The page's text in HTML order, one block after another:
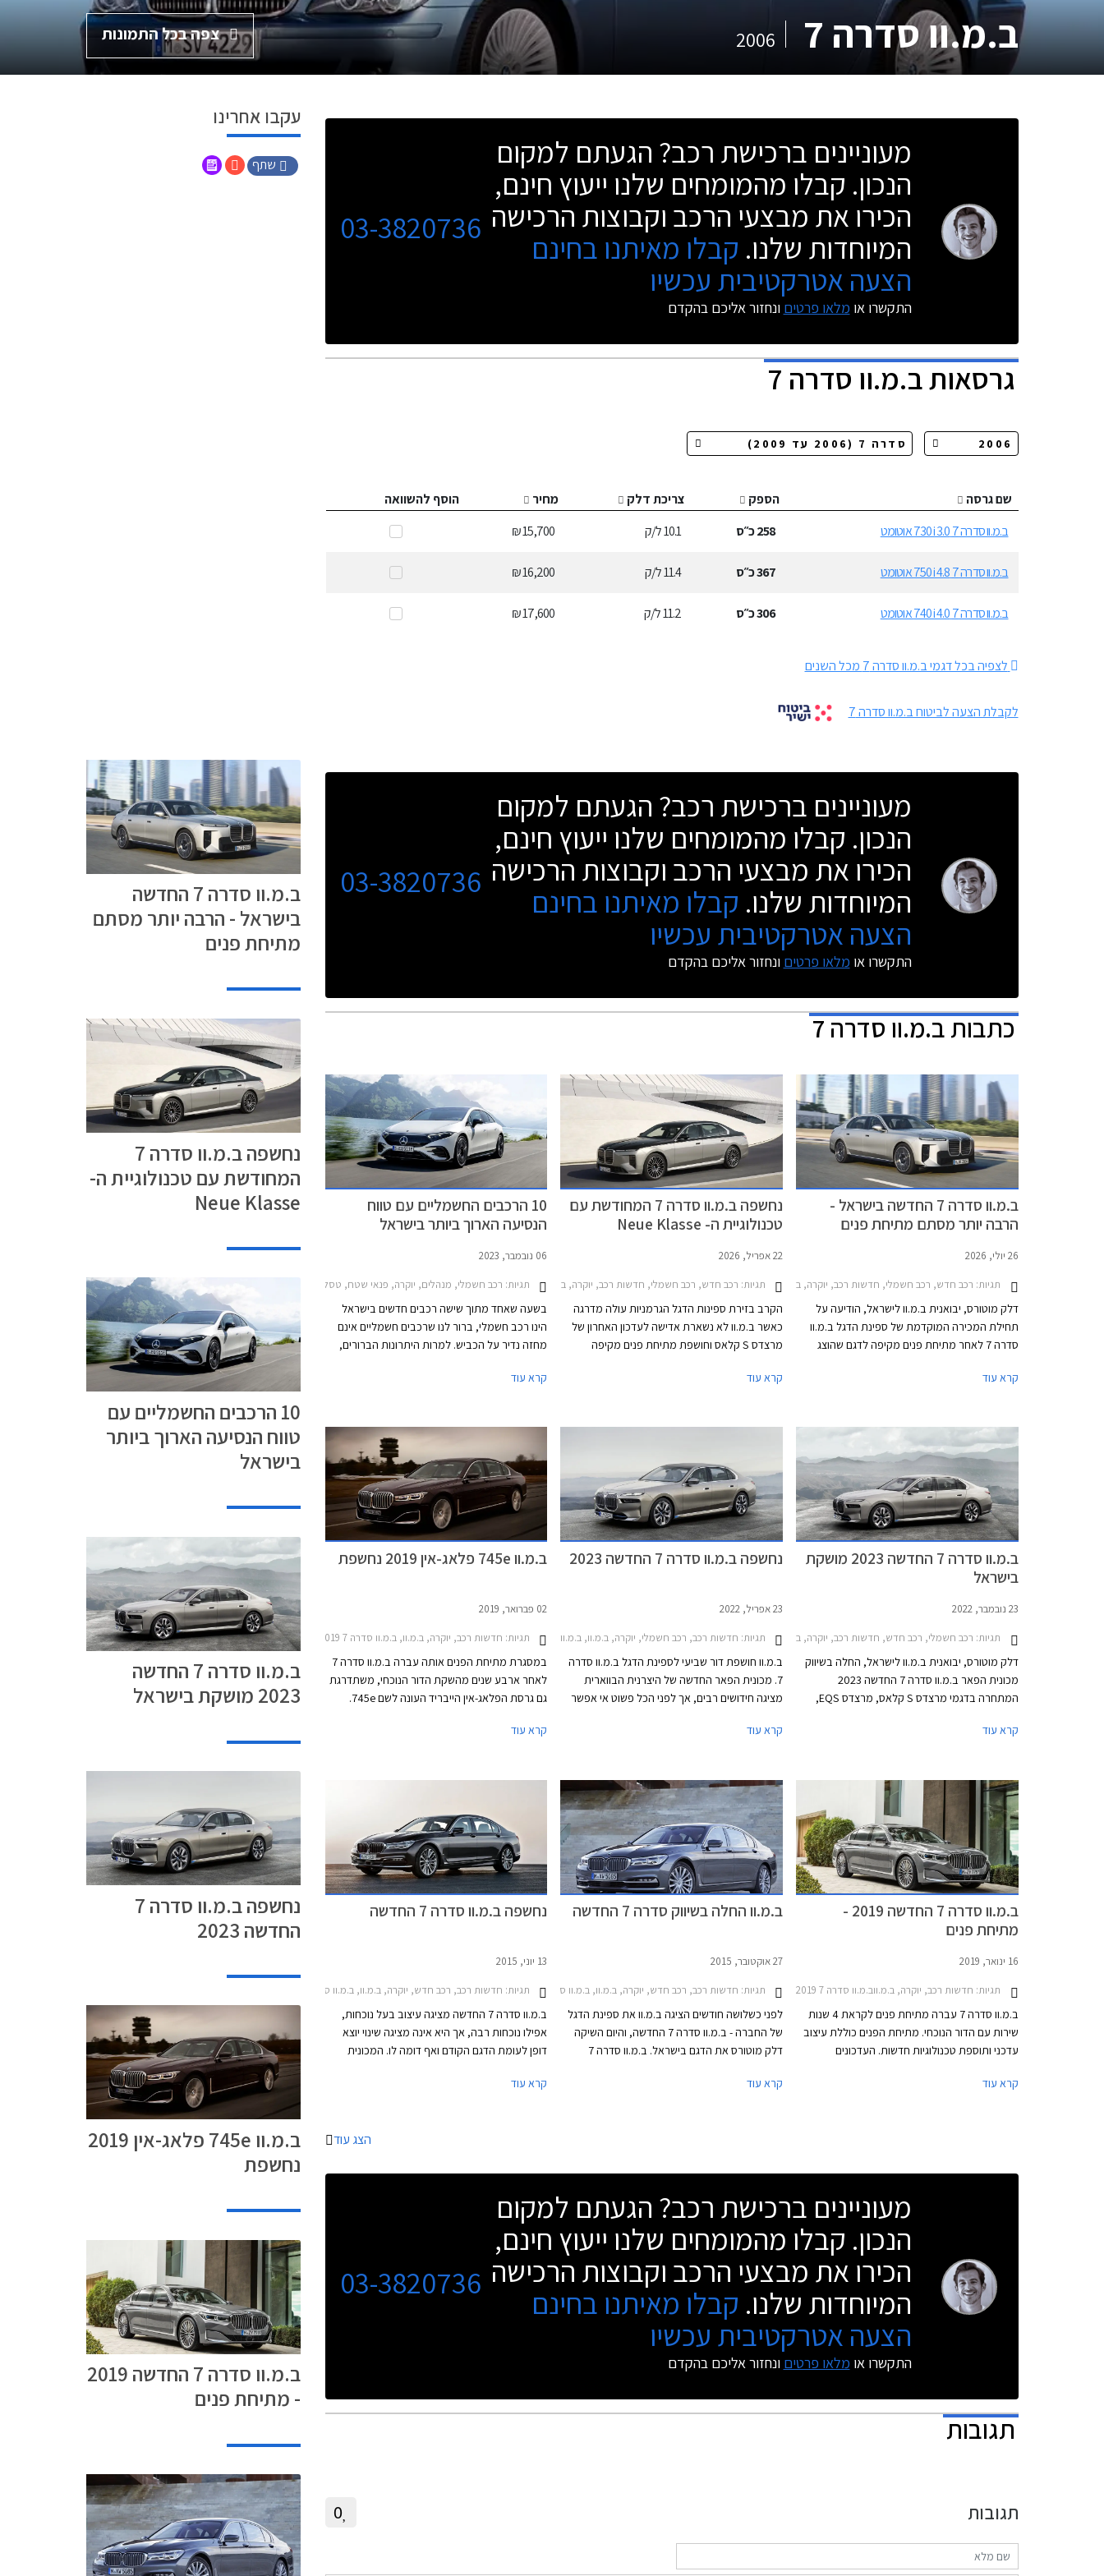
ב.מ.וו סדרה 7 2006 צפה בכל התמונות
מעוניינים ברכישת רכב? הגעתם למקום
הנכון. קבלו מהמומחים שלנו ייעוץ חינם,
הכירו את מבצעי הרכב וקבוצות הרכישה
המיוחדות שלנו. קבלו מאיתנו בחינם
הצעה אטרקטיבית עכשיו
התקשרו או מלאו פרטים ונחזור אליכם בהקדם
03-3820736
גרסאותב.מ.וו סדרה 7
שם גרסה הספק צריכת דלק מחיר
הוסף להשוואה
ב.מ.וו סדרה 7 730i 3.0 אוטומט
258כ״ס 10.1ל/ק 15,700 ₪
ב.מ.וו סדרה 7 750i 4.8 אוטומט 367כ״ס 11.4ל/ק 16,200 ₪
ב.מ.וו סדרה 7 740i 4.0 אוטומט 306כ״ס 11.2ל/ק 17,600 ₪
לצפיה בכל דגמי ב.מ.וו סדרה 7 מכל השנים
לקבלת הצעה לביטוח ב.מ.וו סדרה 7
עקבו אחרינו
שתף
מעוניינים ברכישת רכב? הגעתם למקום
הנכון. קבלו מהמומחים שלנו ייעוץ חינם,
הכירו את מבצעי הרכב וקבוצות הרכישה
המיוחדות שלנו. קבלו מאיתנו בחינם
הצעה אטרקטיבית עכשיו
התקשרו או מלאו פרטים ונחזור אליכם בהקדם
03-3820736
כתבותב.מ.וו סדרה 7
ב.מ.וו סדרה 7 החדשה בישראל -
הרבה יותר מסתם מתיחת פנים
26 יולי, 2026
תגיות: רכב חדש, רכב חשמלי, חדשות רכב, יוקרה, ב.מ.וו, ב.מ.וו סדרה 7 2022-2026, רכב חשמלימחירון רכב
דלק מוטורס, יבואנית ב.מ.וו לישראל, הודיעה על
תחילת המכירה המוקדמת של ספינת הדגל ב.מ.וו
סדרה 7 לאחר מתיחת פנים מקיפה לדגם שהוצג
החדש צפויות להגיע לכבישי ישראל במהלך חודש
עודכנה לאחרונה.
קרא עוד
נחשפה ב.מ.וו סדרה 7 המחודשת עם
טכנולוגיית ה- Neue Klasse
22 אפריל, 2026
תגיות: רכב חדש, רכב חשמלי, חדשות רכב, יוקרה, ב.מ.וו, ב.מ.וו סדרה 7 2022-2026רכב חשמלי
הקרב בזירת ספינות הדגל הגרמניות עולה מדרגה
כאשר ב.מ.וו לא נשארת אדישה לעדכון האחרון של
מרצדס S קלאס וחושפת מתיחת פנים מקיפה
רק בעדכון קוסמטי של אמצע החיים אך למעשה
העיצוב האחרונה של ב.מ.וו.
קרא עוד
10 הרכבים החשמליים עם טווח
הנסיעה הארוך ביותר בישראל
06 נובמבר, 2023
תגיות: רכב חשמלי, מנהלים, יוקרה, פנאי שטח, טסלה, יונדאי, מרצדס, ניו, וולוו, ב.מ.וו, ב.מ.וו סדרה 7 2022-2026, ב.מ.וו iX 2022-2025, וולוו EC40 2022-2026, טסלה מודל 3 2023-2026, טסלה מודל S 2022-2024, טסלה מודל X 2022-2024, יונדאי איוניק 6 2023-2025, מרצדס EQE 2022-2026, מרצדס EQS 2021-2024, ניו ET5 2023-2026, ניו ET7 2023-2024רכב חשמלי
בשעה שאחד מתוך שישה רכבים חדשים בישראל
הינו רכב חשמלי, ברור לנו שרכבים חשמליים אינם
מחזה נדיר על הכביש. למרות היתרונות הברורים,
חרדת הטווח בה קיים החשש שהרכב לא יגיע ליעדו
ניתן לתדלק במהירות ובקלות לפי הצורך בכל תחנת
דלק, התנהלות עם רכב חשמלי דורשת תכנון
והקפדה על טעינת הסוללה.
קרא עוד
ב.מ.וו סדרה 7 החדשה 2023 מושקת
בישראל
23 נובמבר, 2022
תגיות: רכב חשמלי, רכב חדש, חדשות רכב, יוקרה, ב.מ.וו, ב.מ.וו סדרה 7 ארוך 2019-2022, ב.מ.וו סדרה 7 2022-2026מחירון רכב
דלק מוטורס, יבואנית ב.מ.וו לישראל, החלה בשיווק
מכונית הפאר ב.מ.וו סדרה 7 החדשה 2023
המתחרה בדגמי מרצדס S קלאס, מרצדס EQS,
החדשים, גם ספינת הדגל של המותג מציגה עיצוב
שגונב את ההצגה, ופנסי לד צרים מפוצלים
המשובצים באבני קריסטל מבית סברובסקי. מהצד
מתקבל עיצוב נקי ואלגנטי ומאחור מראה
מינימליסטי עם יחידות תאורה צרות ופגוש גדול וחלק
למדי. בכל אופן, למכונית נוכחות מובחנת בכביש בין
היתר בזכות מרכב באורך 5.4 מטרים.
קרא עוד
נחשפה ב.מ.וו סדרה 7 החדשה 2023
23 אפריל, 2022
תגיות: חדשות רכב, רכב חשמלי, יוקרה, ב.מ.וו, ב.מ.וו סדרה 7 2019-2021, ב.מ.וו סדרה 7 ארוך 2019-2022ב.מ.וו סדרה 7 2022-2026
ב.מ.וו חושפת דור שביעי לספינת הדגל ב.מ.וו סדרה
7. מכונית הפאר החדשה של היצרנית הבווארית
מציגה חידושים רבים, אך לפני הכל פשוט אי אפשר
מעט קשה לעיכול. הדופן בניגוד לכך מציגה מראה
חלק ואלגנטי, עם ידיות דלתות שקועות ועיטור בספי
הדלתות המשתנה בהתאם לרמת הגימור. חלק
מהגרסאות יוצעו בצביעה דו-גונית מקו המותניים
ומעלה. גם הזנב מציג מראה נקי יחסית, עם יחידות
תאורה צרות ולוחית רישוי שנדדה מדלת תא המטען
אל הפגוש שעיצובו משתנה בהתאם לרמת הגימור.
קרא עוד
ב.מ.וו 745e פלאג-אין 2019 נחשפת
02 פברואר, 2019
תגיות: חדשות רכב, יוקרה, ב.מ.וו, ב.מ.וו סדרה 7 2015-2019ב.מ.וו סדרה 7 ארוך 2015-2019
במסגרת מתיחת הפנים אותה עברה ב.מ.וו סדרה 7
לאחר ארבע שנים מהשקת הדור הנוכחי, משתדרגת
גם גרסת הפלאג-אין הייבריד העונה לשם 745e.
ביחס לדגם הפורש, המשלבת מנוע טורבו בנזין
5.2 שניות, וצריכת דלק של 2.1 ליטר ל- 100 ק"מ עם
סוללה טעונה. טווח הנסיעה החשמלי עומד על 58
ק"מ בנסיעה במהירות של עד 140 קמ"ש.
קרא עוד
ב.מ.וו סדרה 7 החדשה 2019 -
מתיחת פנים
16 ינואר, 2019
תגיות: חדשות רכב, יוקרה, ב.מ.ווב.מ.וו סדרה 7 2015-2019
ב.מ.וו סדרה 7 עברה מתיחת פנים לקראת 4 שנות
שירות עם הדור הנוכחי. מתיחת הפנים כוללת עיצוב
עדכני ותוספת טכנולוגיות חדשות. העדכונים
כמו כן טוענת ב.מ.וו להפחתת מקדם הגרר בעזרת
קרא עוד
ב.מ.וו החלה בשיווק סדרה 7 החדשה
27 אוקטובר, 2015
תגיות: חדשות רכב, רכב חדש, יוקרה, ב.מ.וו, ב.מ.וו סדרה 7 2015-2019ב.מ.וו סדרה 7 ארוך 2015-2019
לפני כשלושה חודשים הציגה ב.מ.וו את ספינת הדגל
של החברה - ב.מ.וו סדרה 7 החדשה, והיום השיקה
דלק מוטורס את הדגם בישראל. ב.מ.וו סדרה 7
האקסקלוסיבית והיוקרתית ומביאה עמה טכנולוגיות
קרא עוד
נחשפה ב.מ.וו סדרה 7 החדשה
13 יוני, 2015
תגיות: חדשות רכב, רכב חדש, יוקרה, ב.מ.וו, ב.מ.וו סדרה 7 2015-2019ב.מ.וו סדרה 7 ארוך 2015-2019
ב.מ.וו סדרה 7 החדשה מציגה עיצוב בעל נוכחות,
אפילו נוכחות רבה, אך היא אינה מציגה שינוי יוצא
דופן לעומת הדגם הקודם ואף דומה לו. המכונית
קו הגג שמשתפל לקראת סוף המרכב ותחתיו חלון
מפלט שמוסיפים למראה הדינאמי של הרכב.
קרא עוד
הצג עוד
מעוניינים ברכישת רכב? הגעתם למקום
הנכון. קבלו מהמומחים שלנו ייעוץ חינם,
הכירו את מבצעי הרכב וקבוצות הרכישה
המיוחדות שלנו. קבלו מאיתנו בחינם
הצעה אטרקטיבית עכשיו
התקשרו או מלאו פרטים ונחזור אליכם בהקדם
03-3820736
תגובות
תגובות 0
ב.מ.וו סדרה 7 החדשה
בישראל - הרבה יותר מסתם
מתיחת פנים
נחשפה ב.מ.וו סדרה 7
המחודשת עם טכנולוגיית ה-
Neue Klasse
10 הרכבים החשמליים עם
טווח הנסיעה הארוך ביותר
בישראל
ב.מ.וו סדרה 7 החדשה
2023 מושקת בישראל
נחשפה ב.מ.וו סדרה 7
החדשה 2023
ב.מ.וו 745e פלאג-אין 2019
נחשפת
ב.מ.וו סדרה 7 החדשה 2019
- מתיחת פנים